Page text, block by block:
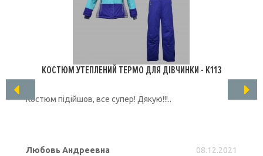
КОСТЮМ УТЕПЛЕНИЙ ТЕРМО ДЛЯ ДІВЧИНКИ - K113
Костюм підійшов, все супер! Дякую!!!..
Любовь Андреевна 08.12.2021